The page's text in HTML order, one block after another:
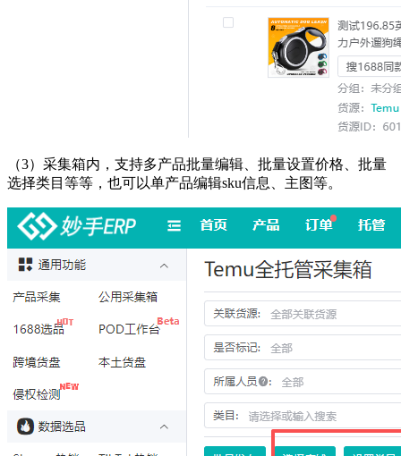
（3）采集箱内，支持多产品批量编辑、批量设置价格、批量
选择类目等等 ， 也可以单产品编辑sku信息、主图等。